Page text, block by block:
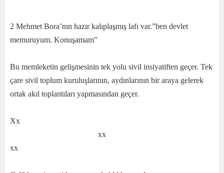
2 Mehmet Bora’nın hazır kalıplaşmış lafı var.”ben devlet
memuruyum. Konuşamam”
Bu memleketin gelişmesinin tek yolu sivil insiyatiften geçer. Tek
çare sivil toplum kuruluşlarının, aydınlarının bir araya gelerek
ortak akıl toplantıları yapmasından geçer.
Xx
xx
xx